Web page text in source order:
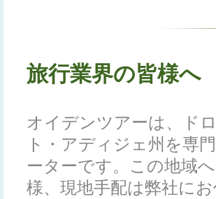
旅行業界の皆様へ
オイデンツアーは、ド
ト・アディジェ州を専
ーターです。この地域
様、現地手配は弊社に